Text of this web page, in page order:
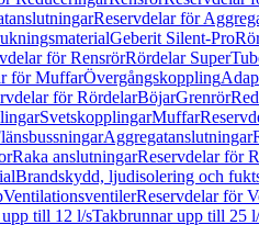
Reservdelar för
Geberit Silent-Pro
för RensrörRördelar
för MuffarÖvergångskoppling
för RördelarBöjarGrenrör
SvetskopplingarMuffar
Aggregatanslutningar
Raka anslutningarReservdelar för
Brandskydd, ljudisolering och
VentilationsventilerReservdelar för
till 12 l/sTakbrunnar upp till 25